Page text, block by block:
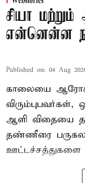
சியா
என்னென்ன
Published on: 04 Aug
காலையை
ஆளி விதையை
தண்ணீரை